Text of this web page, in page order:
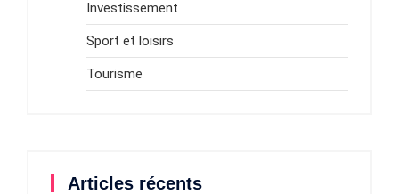
Investissement
Sport et loisirs
Tourisme
Articles récents